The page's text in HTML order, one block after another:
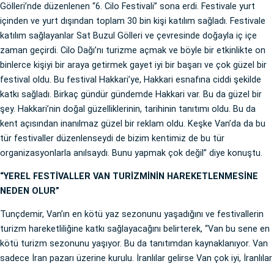
Gölleri’nde düzenlenen “6. Cilo Festivali” sona erdi. Festivale yurt
içinden ve yurt dışından toplam 30 bin kişi katılım sağladı. Festivale
katılım sağlayanlar Sat Buzul Gölleri ve çevresinde doğayla iç içe
zaman geçirdi. Cilo Dağı’nı turizme açmak ve böyle bir etkinlikte on
binlerce kişiyi bir araya getirmek gayet iyi bir başarı ve çok güzel bir
festival oldu. Bu festival Hakkari’ye, Hakkari esnafına ciddi şekilde
katkı sağladı. Birkaç gündür gündemde Hakkari var. Bu da güzel bir
şey. Hakkari’nin doğal güzelliklerinin, tarihinin tanıtımı oldu. Bu da
kent açısından inanılmaz güzel bir reklam oldu. Keşke Van’da da bu
tür festivaller düzenlenseydi de bizim kentimiz de bu tür
organizasyonlarla anılsaydı. Bunu yapmak çok değil” diye konuştu.
“YEREL FESTİVALLER VAN TURİZMİNİN HAREKETLENMESİNE
NEDEN OLUR”
Tunçdemir, Van’ın en kötü yaz sezonunu yaşadığını ve festivallerin
turizm hareketliliğine katkı sağlayacağını belirterek, “Van bu sene en
kötü turizm sezonunu yaşıyor. Bu da tanıtımdan kaynaklanıyor. Van
sadece İran pazarı üzerine kurulu. İranlılar gelirse Van çok iyi, İranlılar